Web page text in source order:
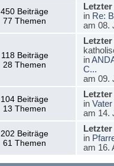
450 Beiträge
77 Themen
in Re:
am 08.
118 Beiträge
28 Themen
in
C...
am 09.
104 Beiträge
13 Themen
in
am 14.
202 Beiträge
61 Themen
in
am 16.